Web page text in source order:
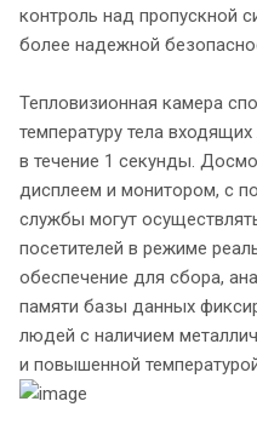
контроль над пропускной
более надежной
Тепловизионная камера
температуру тела
в течение 1 секунды.
дисплеем и монитором, с
службы могут
посетителей в режиме
обеспечение для сбора,
памяти базы данных
людей с наличием
и повышенной